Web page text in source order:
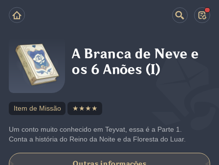
A Branca de Neve e
os 6 Anões (I)
Item de Missão ★★★★
Um conto muito conhecido em Teyvat, essa é a Parte 1.
Conta a história do Reino da Noite e da Floresta do Luar.